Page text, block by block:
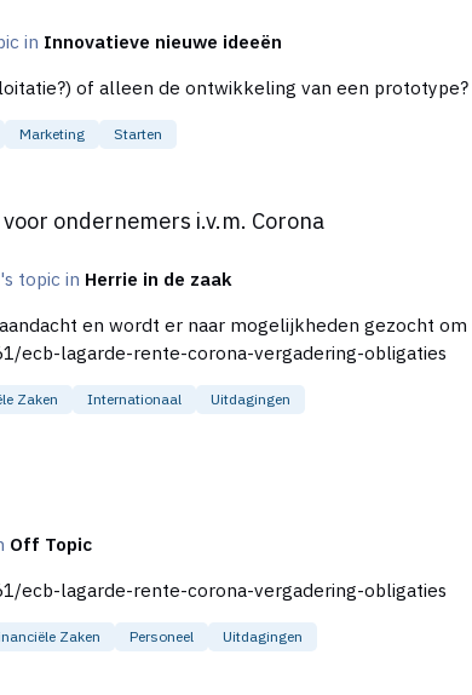
in Innovatieve nieuwe ideeën
of alleen de ontwikkeling van een prototype?
Marketing Starten
ondernemers i.v.m. Corona
's topic in Herrie in de zaak
en wordt er naar mogelijkheden gezocht
ecb-lagarde-rente-corona-vergadering-obligaties
Zaken Internationaal Uitdagingen
Off Topic
ecb-lagarde-rente-corona-vergadering-obligaties
Zaken Personeel Uitdagingen